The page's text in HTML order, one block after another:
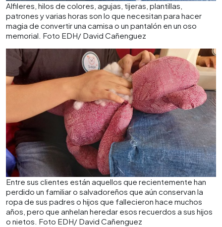
Alfileres, hilos de colores, agujas, tijeras, plantillas,
patrones y varias horas son lo que necesitan para hacer
magia de convertir una camisa o un pantalón en un oso
memorial. Foto EDH/ David Cañenguez
Entre sus clientes están aquellos que recientemente han
perdido un familiar o salvadoreños que aún conservan la
ropa de sus padres o hijos que fallecieron hace muchos
años, pero que anhelan heredar esos recuerdos a sus hijos
o nietos. Foto EDH/ David Cañenguez